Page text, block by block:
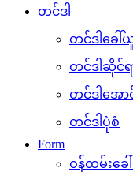
တင်ဒါ
တင်ဒါခေါ်ယူ
တင်ဒါဆိုင်
တင်ဒါအော
တင်ဒါပုံစံ
Form
ဝန်ထမ်းခေါ်